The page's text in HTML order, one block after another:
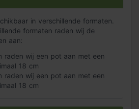
in verschillende formaten.
formaten raden wij de
aan:
raden wij een pot aan met een
18 cm
raden wij een pot aan met een
18 cm